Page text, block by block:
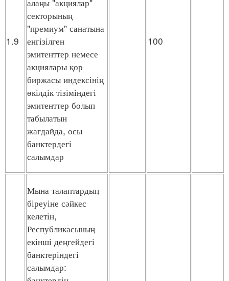
1.9
секторының
"премиум" санатына
енгізілген
эмитенттер немесе
акциялары қор
биржасы индексінің
өкілдік тізіміндегі
эмитенттер болып
табылатын
жағдайда, осы
банктердегі
салымдар
100
Мына талаптардың
біреуіне сәйкес
келетін,
Республикасының
екінші деңгейдегі
банктеріндегі
салымдар: